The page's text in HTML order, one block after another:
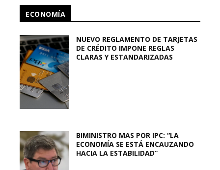
ECONOMÍA
NUEVO REGLAMENTO DE TARJETAS
DE CRÉDITO IMPONE REGLAS
CLARAS Y ESTANDARIZADAS
BIMINISTRO MAS POR IPC: “LA
ECONOMÍA SE ESTÁ ENCAUZANDO
HACIA LA ESTABILIDAD”